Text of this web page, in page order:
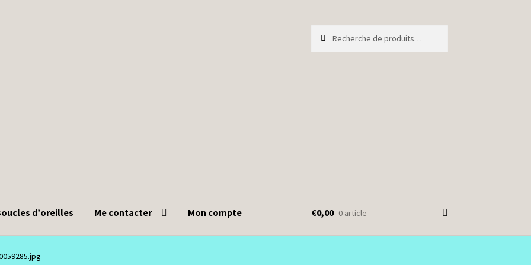
pour :
d’oreilles Me contacter Mon compte €0,00 0 article